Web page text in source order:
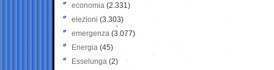
economia (2.331)
elezioni (3.303)
emergenza (3.077)
Energia (45)
Esselunga (2)